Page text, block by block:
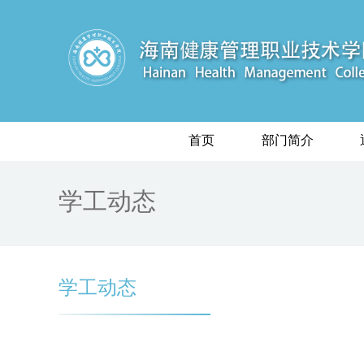
首页 部门简介
学工动态
学工动态